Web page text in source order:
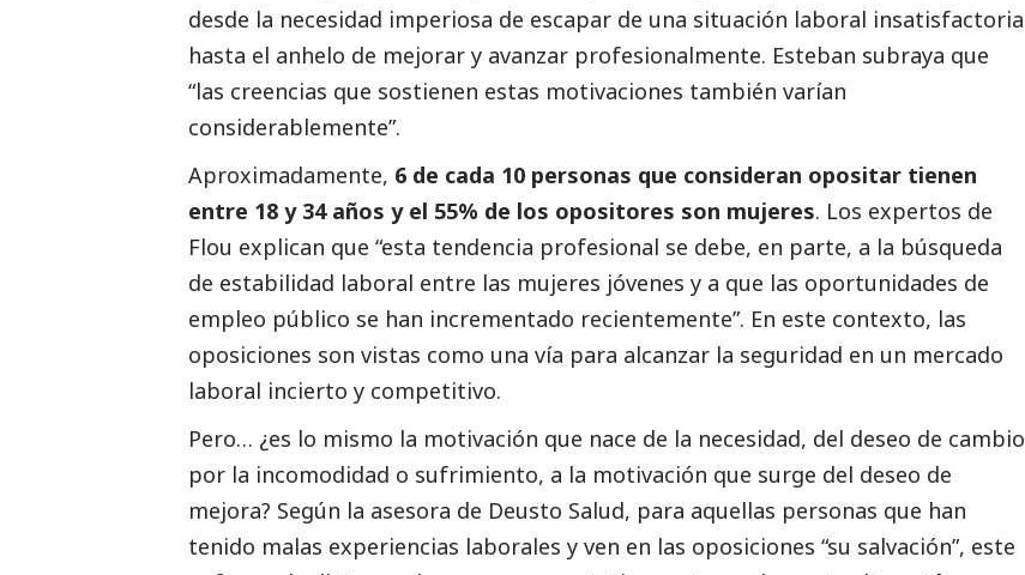
desde la necesidad imperiosa de escapar de una situación laboral insatisfactoria
hasta el anhelo de mejorar y avanzar profesionalmente. Esteban subraya que
“las creencias que sostienen estas motivaciones también varían
considerablemente”.
Aproximadamente, 6 de cada 10 personas que consideran opositar tienen
entre 18 y 34 años y el 55% de los opositores son mujeres. Los expertos de
Flou explican que “esta tendencia profesional se debe, en parte, a la búsqueda
de estabilidad laboral entre las mujeres jóvenes y a que las oportunidades de
empleo público se han incrementado recientemente”. En este contexto, las
oposiciones son vistas como una vía para alcanzar la seguridad en un mercado
laboral incierto y competitivo.
Pero… ¿es lo mismo la motivación que nace de la necesidad, del deseo de cambio
por la incomodidad o sufrimiento, a la motivación que surge del deseo de
mejora? Según la asesora de Deusto Salud, para aquellas personas que han
tenido malas experiencias laborales y ven en las oposiciones “su salvación”, este